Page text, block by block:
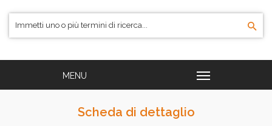
Scheda di dettaglio